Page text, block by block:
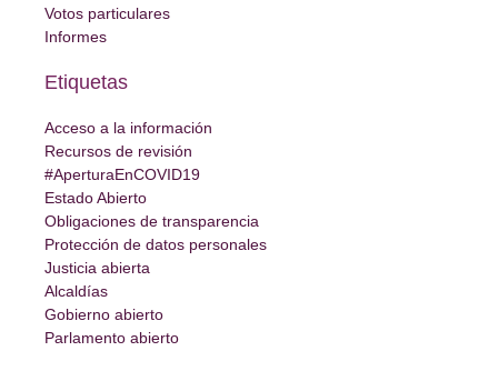
Votos particulares
Informes
Etiquetas
Acceso a la información
Recursos de revisión
#AperturaEnCOVID19
Estado Abierto
Obligaciones de transparencia
Protección de datos personales
Justicia abierta
Alcaldías
Gobierno abierto
Parlamento abierto